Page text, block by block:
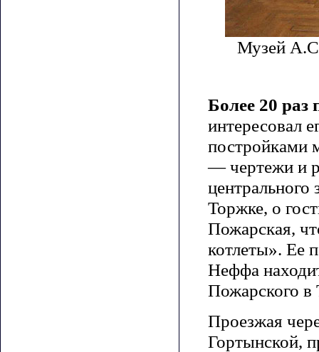
Музей
Более 20
интересовал
постройками
— чертежи и
центрального
Торжке, о
Пожарская,
котлеты». Ее
Неффа
Пожарского в
Проезжая
Гортынской,